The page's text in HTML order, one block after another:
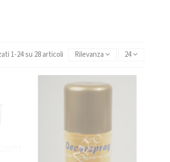
1-24 su 28 articoli Rilevanza 24